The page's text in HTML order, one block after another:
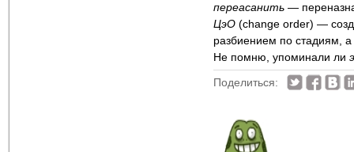
переасанить —
ЦэО (change order) —
разбиением по стадиям,
Не помню, упоминали ли
Поделиться: